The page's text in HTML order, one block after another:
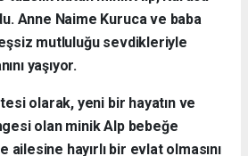
Anne Naime Kuruca ve baba
mutluluğu sevdikleriyle
yaşıyor.
olarak, yeni bir hayatın ve
olan minik Alp bebeğe
ailesine hayırlı bir evlat olmasını